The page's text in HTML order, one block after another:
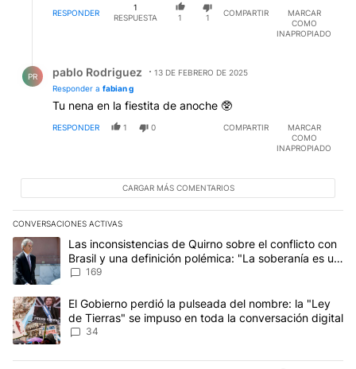
RESPONDER
1
RESPUESTA
1 1
COMPARTIR
MARCAR
COMO
INAPROPIADO
PR pablo Rodriguez
13 DE FEBRERO DE 2025
Responder a fabian g
Tu nena en la fiestita de anoche 🥸
RESPONDER 1 0 COMPARTIR
MARCAR
COMO
INAPROPIADO
CARGAR MÁS COMENTARIOS
CONVERSACIONES ACTIVAS
Este listado muestra los artículos con más comentarios en los
Un artículo de tendencia con el título "Las inconsistencias de
Las inconsistencias de Quirno sobre el conflicto con
Brasil y una definición polémica: "La soberanía es un
concepto antiguo"
169
Un artículo de tendencia con el título "El Gobierno perdió la
El Gobierno perdió la pulseada del nombre: la "Ley
de Tierras" se impuso en toda la conversación digital
34